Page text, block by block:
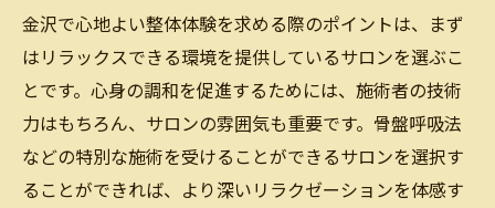
金沢で心地よい整体体験を求める際のポイントは、まず
はリラックスできる環境を提供しているサロンを選ぶこ
とです。心身の調和を促進するためには、施術者の技術
力はもちろん、サロンの雰囲気も重要です。骨盤呼吸法
などの特別な施術を受けることができるサロンを選択す
ることができれば、より深いリラクゼーションを体感す